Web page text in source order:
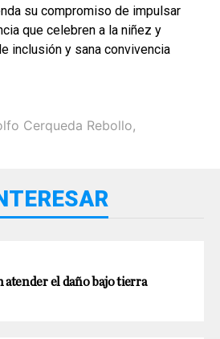
su compromiso de impulsar
que celebren a la niñez y
inclusión y sana convivencia
Cerqueda Rebollo,
atender el daño bajo tierra